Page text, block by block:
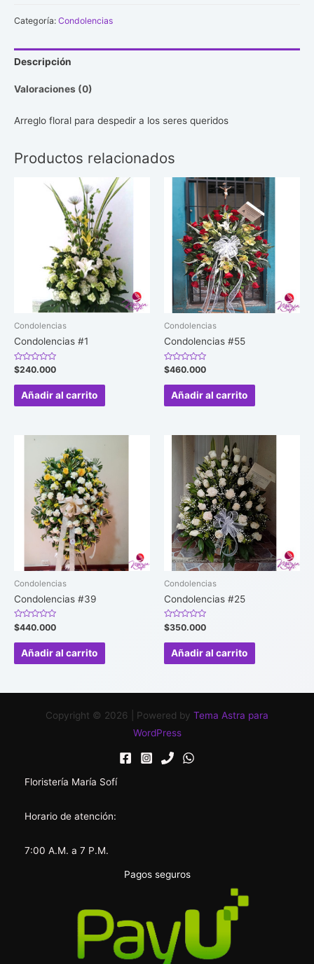
Categoría: Condolencias
Descripción
Valoraciones (0)
Arreglo floral para despedir a los seres queridos
Productos relacionados
Condolencias
Condolencias #1
Valorado
en
0
$240.000
Añadir al carrito
Condolencias
Condolencias #55
Valorado
en
0
$460.000
Añadir al carrito
Condolencias
Condolencias #39
Valorado
en
0
$440.000
Añadir al carrito
Condolencias
Condolencias #25
Valorado
en
0
$350.000
Añadir al carrito
Copyright © 2026 | Powered by Tema Astra para
WordPress
Floristería María Sofí
Horario de atención:
7:00 A.M. a 7 P.M.
Pagos seguros